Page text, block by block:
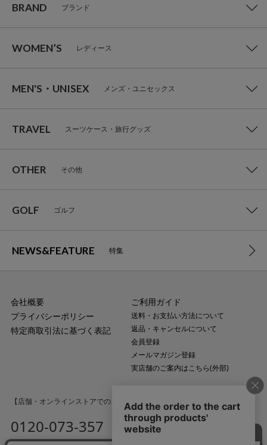
BRAND ブランド
WOMEN’S レディース
MEN'S・UNISEX メンズ・ユニセックス
TRAVEL スーツケース・旅行グッズ
OTHER その他
GOLF ゴルフ
NEWS&FEATURE 特集
会社概要
プライバシーポリシー
特定商取引法に基づく表記
ご利用ガイド
送料・お支払い方法について
返品・キャンセルについて
会員登録
メールマガジン登録
実店舗のご案内はこちら(外部)
【店舗・オンラインストアでのご購入に関するお問い合わせ】
0120-073-357 MAIL